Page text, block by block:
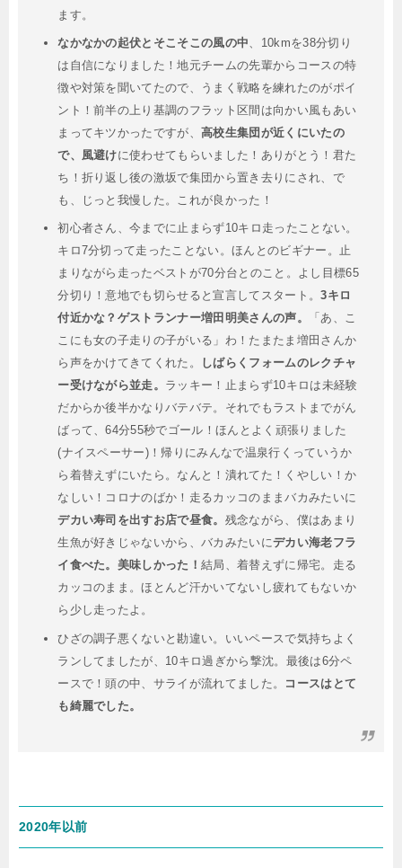
ます。
なかなかの起伏とそこそこの風の中 、10kmを38分切り
は自信になりました！地元チームの先輩からコースの特
徴や対策を聞いてたので、うまく戦略を練れたのがポイ
ント！前半の上り基調のフラット区間は向かい風もあい
まってキツかったですが、高校生集団が近くにいたの
で、風避けに使わせてもらいました！ありがとう！君た
ち！折り返し後の激坂で集団から置き去りにされ、で
も、じっと我慢した。これが良かった！
初心者さん、今までに止まらず10キロ走ったことない。
キロ7分切って走ったことない。ほんとのビギナー。止
まりながら走ったベストが70分台とのこと。よし目標65
分切り！意地でも切らせると宣言してスタート。3キロ
付近かな？ゲストランナー増田明美さんの声。
「あ、こ
こにも女の子走りの子がいる」わ！たまたま増田さんか
ら声をかけてきてくれた。
しばらくフォームのレクチャ
ー受けながら並走。 ラッキー！止まらず10キロは未経験
だからか後半かなりバテバテ。それでもラストまでがん
ばって、64分55秒でゴール！ほんとよく頑張りました
(ナイスペーサー)！帰りにみんなで温泉行くっていうか
ら着替えずにいたら。なんと！潰れてた！くやしい！か
なしい！コロナのばか！走るカッコのままバカみたいに
デカい寿司を出すお店で昼食。 残念ながら、僕はあまり
生魚が好きじゃないから、バカみたいにデカい海老フラ
イ食べた。美味しかった！結局、着替えずに帰宅。走る
カッコのまま。ほとんど汗かいてないし疲れてもないか
ら少し走ったよ。
ひざの調子悪くないと勘違い。いいペースで気持ちよく
ランしてましたが、10キロ過ぎから撃沈。最後は6分ペ
ースで！頭の中、サライが流れてました。
コースはとて
も綺麗でした。
2020年以前